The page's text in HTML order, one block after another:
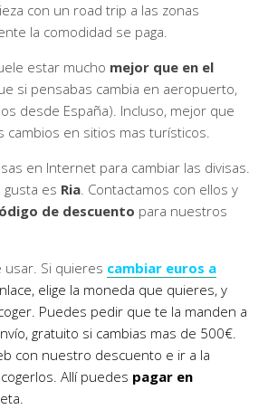
con un road trip a las zonas
la comodidad se paga.
estar mucho mejor que en el
si pensabas cambia en aeropuerto,
desde España). Incluso, mejor que
cambios en sitios mas turísticos.
en Internet para cambiar las divisas.
es Ria. Contactamos con ellos y
de descuento para nuestros
usar. Si quieres cambiar euros a
elige la moneda que quieres, y
Puedes pedir que te la manden a
gratuito si cambias mas de 500€.
con nuestro descuento e ir a la
Allí puedes pagar en